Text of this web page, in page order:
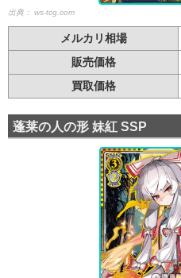
出典： ws-tcg.com
メルカリ相場
販売価格
買取価格
蓬莱の人の形 妹紅 SSP